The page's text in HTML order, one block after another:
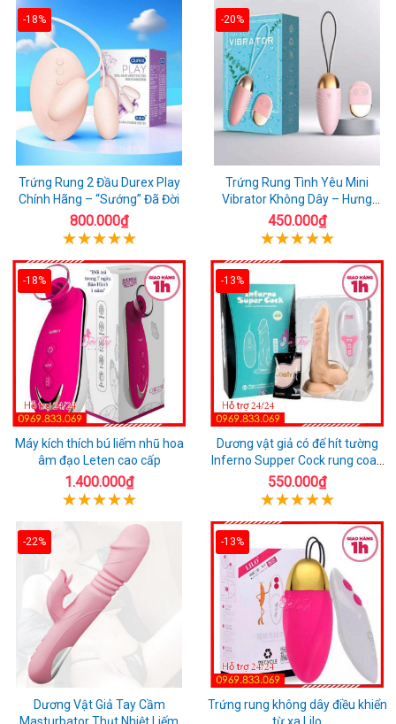
-18%
Trứng Rung 2 Đầu Durex Play
Chính Hãng – “Sướng” Đã Đời
800.000₫
-20%
Trứng Rung Tình Yêu Mini
Vibrator Không Dây – Hưng
Phấn Mọi Nơi
450.000₫
-18%
Máy kích thích bú liếm nhũ hoa
âm đạo Leten cao cấp
1.400.000₫
-13%
Dương vật giả có đế hít tường
Inferno Supper Cock rung coay
7 chế độ
550.000₫
-22%
Dương Vật Giả Tay Cầm
Masturbator Thụt Nhiệt Liếm
-13%
Trứng rung không dây điều khiển
từ xa Lilo